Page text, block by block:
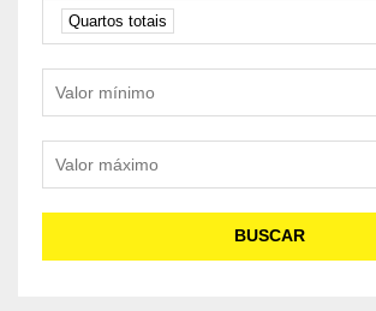
Quartos
Quartos totais
BUSCAR